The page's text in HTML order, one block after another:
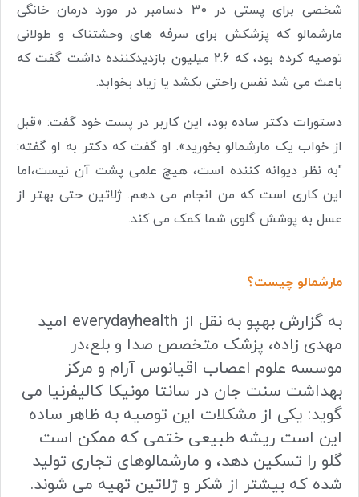
شخصی برای پستی در 30 دسامبر در مورد درمان خانگی
مارشمالو که پزشکش برای سرفه های وحشتناک و طولانی
توصیه کرده بود، که 2.6 میلیون بازدیدکننده داشت گفت که
باعث می شد نفس راحتی بکشد یا زیاد بخوابد.
دستورات دکتر ساده بود، این کاربر در پست خود گفت: «قبل
از خواب یک مارشمالو بخورید». او گفت که دکتر به او گفته:
"به نظر دیوانه کننده است، هیچ علمی پشت آن نیست،اما
این کاری است که من انجام می دهم. ژلاتین حتی بهتر از
عسل به پوشش گلوی شما کمک می کند.
مارشمالو چیست؟
به گزارش بهپو به نقل از everydayhealth امید
مهدی زاده، پزشک متخصص صدا و بلع،در
موسسه علوم اعصاب اقیانوس آرام و مرکز
بهداشت سنت جان در سانتا مونیکا کالیفرنیا می
گوید: یکی از مشکلات این توصیه به ظاهر ساده
این است ریشه طبیعی ختمی که ممکن است
گلو را تسکین دهد، و مارشمالوهای تجاری تولید
شده که بیشتر از شکر و ژلاتین تهیه می شوند.